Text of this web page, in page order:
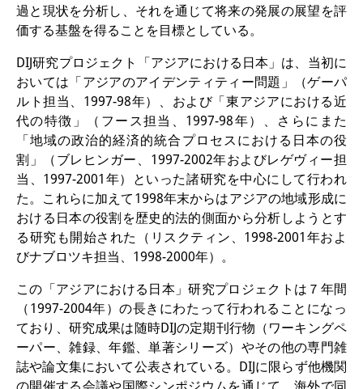
過と現状を分析し、それを通じて将来の発展の展望を評
価する基盤を得ることを目標としている。
DIJ研究プロジェクト「アジアにおける日本」は、当初に
おいては「アジアのアイデンティティー問題」（ゲーパ
ルト担当、1997-98年）、および「東アジアにおける近
代の特徴」（フース担当、1997-98年）、さらにまた
「地域の政治的経済的統合プロセスにおける日本の役
割」（ブレヒンガー、1997-2002年およびレゲヴィー担
当、1997-2001年）といった諸研究を中心にして行われ
た。これらに加えて1998年末からはアジアの地域形成に
おける日本の役割を歴史的法的側面から分析しようとす
る研究も開始された（リスクティン、1998-2001年およ
びナブロツキ担当、1998-2000年）。
この「アジアにおける日本」研究プロジェクトは７年間
（1997-2004年）の長きにわたって行われることになっ
ており、研究成果は随時DIJの定期刊行物（ワーキングペ
ーパー、雑録、年鑑、単著シリーズ）やその他の専門雑
誌や論文集において公表されている。DIJに限らず他機関